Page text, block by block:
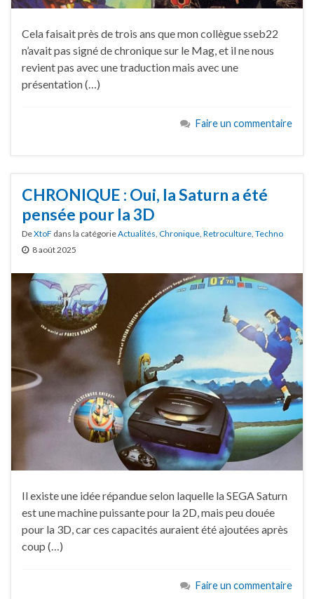
Cela faisait près de trois ans que mon collègue sseb22
n’avait pas signé de chronique sur le Mag, et il ne nous
revient pas avec une traduction mais avec une
présentation (…)
Faire un commentaire
CHRONIQUE : Oui, la Saturn a été
pensée pour la 3D
DeXtoF dans la catégorieActualités Chronique Retroculture Techno
8 août 2025
Il existe une idée répandue selon laquelle la SEGA Saturn
est une machine puissante pour la 2D, mais peu douée
pour la 3D, car ces capacités auraient été ajoutées après
coup (…)
Faire un commentaire